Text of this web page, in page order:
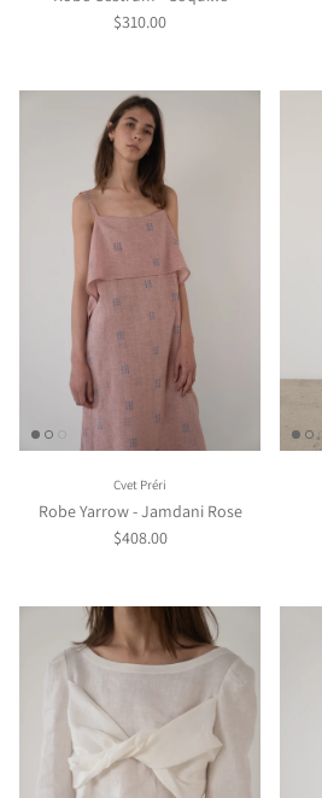
$310.00
Cvet Préri
Robe Yarrow - Jamdani Rose
$408.00